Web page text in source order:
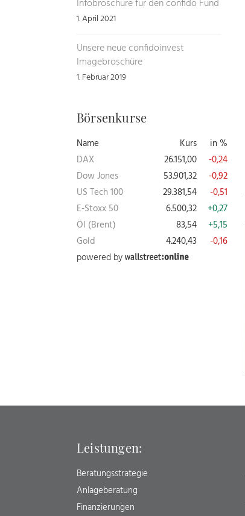
Infobroschüre für den confido Fund
1. April 2021
Unsere neue confidoinvest
Imagebroschüre
1. Februar 2019
Börsenkurse
Name Kurs
in %
DAX
26.151,00
-0,24
Dow Jones
53.901,32
-0,92
US Tech 100
29.381,54
-0,51
E-Stoxx 50
6.500,32
+0,27
Öl (Brent)
83,54
+5,15
Gold
4.240,43
-0,16
powered by
Leistungen:
Beratungsstrategie
Anlageberatung
Finanzierungen